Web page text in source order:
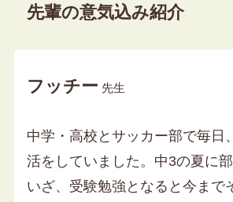
先輩の意気込み紹介
フッチー 先生
中学・高校とサッカー部で毎日
活をしていました。中3の夏に部
いざ、受験勉強となると今まで